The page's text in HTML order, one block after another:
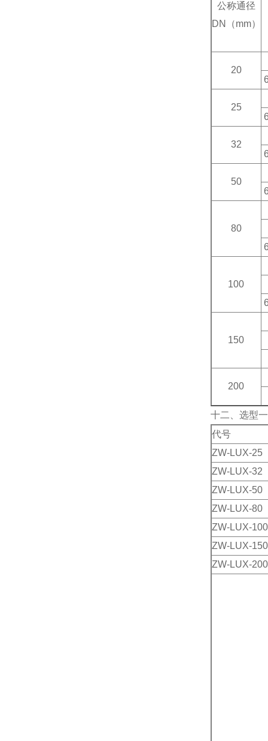
公称通径
DN（mm）
20
25
32
50
80
100
150
200
十二、选型
代号
ZW-LUX-25
ZW-LUX-32
ZW-LUX-50
ZW-LUX-80
ZW-LUX-100
ZW-LUX-150
ZW-LUX-200